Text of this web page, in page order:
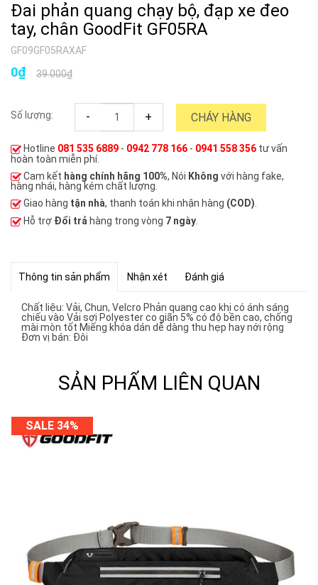
Đai phản quang chạy bộ, đạp xe đeo
tay, chân GoodFit GF05RA
GF09GF05RAXAF
39.000₫
0₫
Số lượng: - + CHÁY HÀNG
Hotline 081 535 6889 - 0942 778 166 - 0941 558 356 tư vấn
hoàn toàn miễn phí.
Cam kết hàng chính hãng 100%, Nói Không với hàng fake,
hàng nhái, hàng kém chất lượng.
Giao hàng tận nhà, thanh toán khi nhận hàng (COD).
Hỗ trợ Đổi trả hàng trong vòng 7 ngày
Thông tin sản phẩm Nhận xét Đánh giá
Chất liệu: Vải, Chun, Velcro Phản quang cao khi có ánh sáng
chiếu vào Vải sợi Polyester co giãn 5% có độ bền cao, chống
mài mòn tốt Miếng khóa dán dễ dàng thu hẹp hay nới rộng
Đơn vị bán: Đôi
SẢN PHẨM LIÊN QUAN
SALE 34%